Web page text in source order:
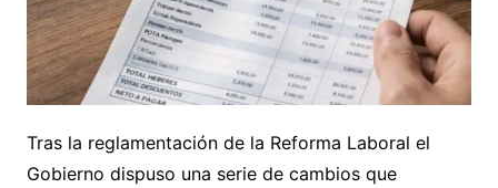
Tras la reglamentación de la Reforma Laboral el
Gobierno dispuso una serie de cambios que